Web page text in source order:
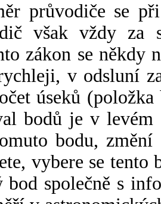
průvodiče se
však vždy za
zákon se někdy
v odsluní
úseků
bodů je v
bodu,
vybere se tento
bod společně s